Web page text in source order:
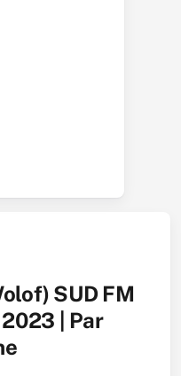
SUD FM
| Par